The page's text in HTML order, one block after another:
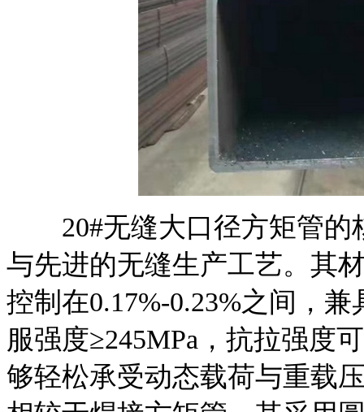
20#无缝大口径方矩管的
与先进的无缝生产工艺。其
控制在0.17%-0.23%之间，
服强度≥245MPa，抗拉强度
够轻松承受动态载荷与重载